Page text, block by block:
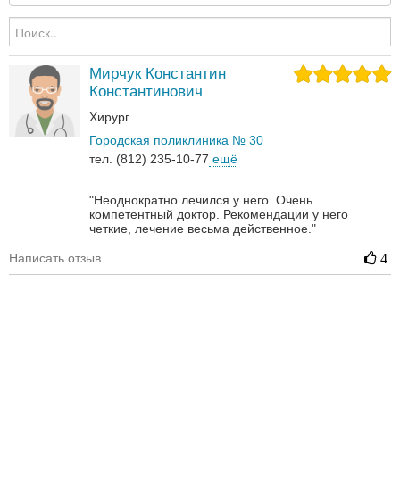
Мирчук Константин
Константинович
Хирург
Городская поликлиника № 30
тел. (812) 235-10-77 ещё
"Неоднократно лечился у него. Очень
компетентный доктор. Рекомендации у него
четкие, лечение весьма действенное."
Написать отзыв 4